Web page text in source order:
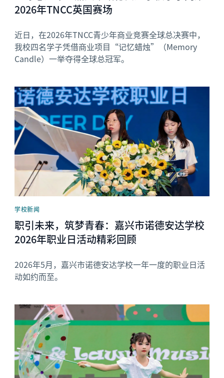
2026年TNCC英国赛场
近日，在2026年TNCC青少年商业竞赛全球总决赛中，
我校四名学子凭借商业项目“记忆蜡烛”（Memory
Candle）一举夺得全球总冠军。
News image
学校新闻
职引未来，筑梦青春：嘉兴市诺德安达学校
2026年职业日活动精彩回顾
2026年5月，嘉兴市诺德安达学校一年一度的职业日活
动如约而至。
News image